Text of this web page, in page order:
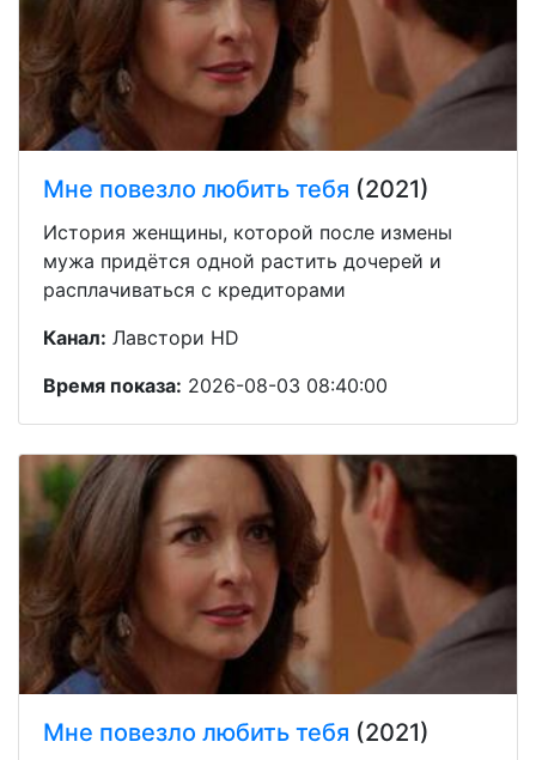
Мне повезло любить тебя (2021)
История женщины, которой после измены
мужа придётся одной растить дочерей и
расплачиваться с кредиторами
Канал: Лавстори HD
Время показа: 2026-08-03 08:40:00
Мне повезло любить тебя (2021)